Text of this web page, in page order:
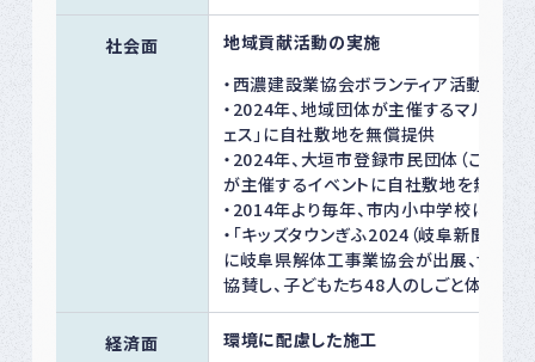
社会面
地域貢献活動の実施
・西濃建設業協会ボランティア活動に参加
・2024年、地域団体が主催するマルシェ「
ェス」に自社敷地を無償提供
・2024年、大垣市登録市民団体（こども食
が主催するイベントに自社敷地を無償提
・2014年より毎年、市内小中学校に寄付
・「キッズタウンぎふ2024（岐阜新聞社主催
に岐阜県解体工事業協会が出展、協会員
協賛し、子どもたち48人のしごと体験を
経済面
環境に配慮した施工